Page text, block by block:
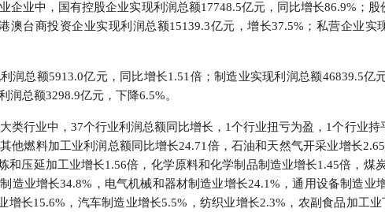
价格指数
企业中，国有控股企业实现利润总额17748.5亿元，同比增长86.9%；股
澳台商投资企业实现利润总额15139.3亿元，增长37.5%；私营企业实
润总额5913.0亿元，同比增长1.51倍；制造业实现利润总额46839.5亿
润总额3298.9亿元，下降6.5%。
类行业中，37个行业利润总额同比增长，1个行业扭亏为盈，1个行业持
他燃料加工业利润总额同比增长24.71倍，石油和天然气开采业增长
和压延加工业增长1.56倍，化学原料和化学制品制造业增长1.45倍，煤
造业增长34.8%，电气机械和器材制造业增长24.1%，通用设备制造业
增长15.6%，汽车制造业增长5.5%，纺织业增长2.3%，农副食品加工